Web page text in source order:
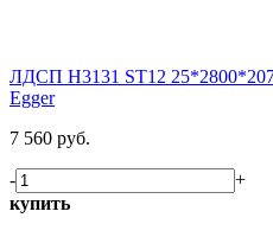
ЛДСП H3131 ST12
Egger
7 560 руб.
-
+
купить